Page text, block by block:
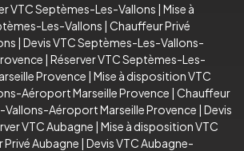
VTC Septèmes-Les-Vallons | Mise à
Les-Vallons | Chauffeur Privé
| Devis VTC Septèmes-Les-Vallons-
| Réserver VTC Septèmes-Les-
Provence | Mise à disposition VTC
Aéroport Marseille Provence | Chauffeur
Vallons-Aéroport Marseille Provence | Devis
VTC Aubagne | Mise à disposition VTC
Aubagne | Devis VTC Aubagne-